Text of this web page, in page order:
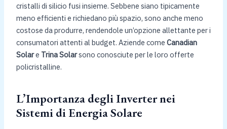
cristalli di silicio fusi insieme. Sebbene siano tipicamente
meno efficienti e richiedano più spazio, sono anche meno
costose da produrre, rendendole un’opzione allettante per i
consumatori attenti al budget. Aziende come Canadian
Solare Trina Solarsono conosciute per le loro offerte
policristalline.
L’Importanza degli Inverter nei
Sistemi di Energia Solare